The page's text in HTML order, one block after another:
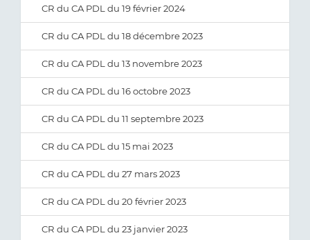
CR du CA PDL du 19 février 2024
CR du CA PDL du 18 décembre 2023
CR du CA PDL du 13 novembre 2023
CR du CA PDL du 16 octobre 2023
CR du CA PDL du 11 septembre 2023
CR du CA PDL du 15 mai 2023
CR du CA PDL du 27 mars 2023
CR du CA PDL du 20 février 2023
CR du CA PDL du 23 janvier 2023